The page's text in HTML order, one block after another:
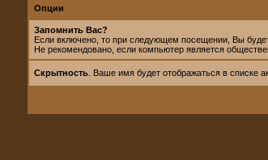
Опции
Запомнить Вас?
Если включено, то при следующем посещении, Вы
Не рекомендовано, если компьютер является
Скрытность. Ваше имя будет отображаться в списке